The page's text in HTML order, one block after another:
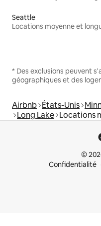
Seattle
* Des exclusions peuvent
géographiques et des
Airbnb États-Unis
Long Lake Locations
©
Confidentialité